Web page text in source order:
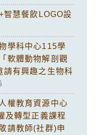
智慧餐飲LOGO設
學科中心115學
軟體動物解剖觀
請有興趣之生物科
權教育資源中心
及轉型正義課程
請教師(社群)申